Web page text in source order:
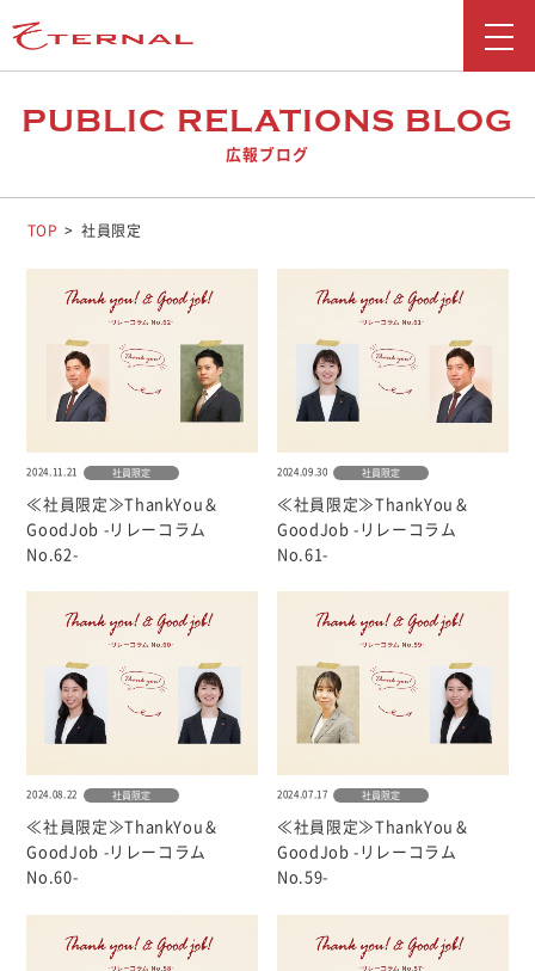
PUBLIC RELATIONS BLOG
広報ブログ
TOP 社員限定
2024.11.21 社員限定
≪社員限定≫ThankYou＆
GoodJob -リレーコラム
No.62-
2024.09.30 社員限定
≪社員限定≫ThankYou＆
GoodJob -リレーコラム
No.61-
2024.08.22 社員限定
≪社員限定≫ThankYou＆
GoodJob -リレーコラム
No.60-
2024.07.17 社員限定
≪社員限定≫ThankYou＆
GoodJob -リレーコラム
No.59-
採用情報
お問い合わせ
広報ブログ
お客さま本位の業務運営に関する取り組み
反社会勢力に対する基本方針
個人情報について